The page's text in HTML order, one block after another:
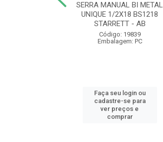
SERRA MANUAL BI METAL
UNIQUE 1/2X18 BS1218
STARRETT - AB
Código: 19839
Embalagem: PC
Faça seu login ou
cadastre-se para
ver preços e
comprar